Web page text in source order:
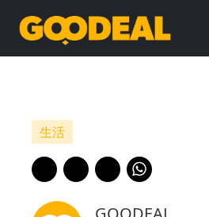
【父
親
2022】
生活